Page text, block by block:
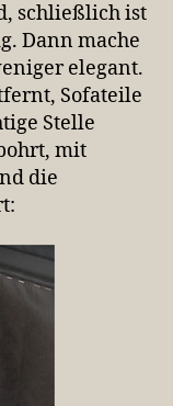
schließlich ist
Dann mache
elegant.
Sofateile
Stelle
mit
die